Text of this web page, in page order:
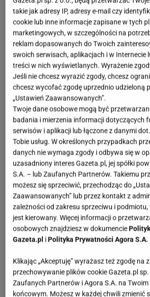
takie jak adresy IP, adresy e-mail czy
cookie lub inne informacje zapisane w tych
marketingowych, w szczególności na
reklam dopasowanych do Twoich
swoich serwisach, aplikacjach i w Internecie
treści w nich wyświetlanych. Wyrażenie
Jeśli nie chcesz wyrazić zgody, chcesz
chcesz wycofać zgodę uprzednio udzieloną
„Ustawień Zaawansowanych”.
Twoje dane osobowe mogą być
badania i mierzenia informacji dotyczących
serwisów i aplikacji lub łączone z danymi
Tobie usług. W określonych przypadkach
danych nie wymaga zgody i odbywa się w
uzasadniony interes Gazeta.pl, jej spółki
S.A. – lub Zaufanych Partnerów. Takiemu
możesz się sprzeciwić, przechodząc do
Zaawansowanych” lub przez kontakt z
zależności od zakresu sprzeciwu i
jest kierowany. Więcej informacji o
osobowych znajdziesz w dokumencie
Gazeta.pl iPolityka Prywatności Agora S.A.
Klikając „Akceptuję” wyrażasz też zgodę na
przechowywanie plików cookie Gazeta.pl sp.
Zaufanych Partnerów i Agora S.A. na
końcowym. Możesz w każdej chwili zmienić